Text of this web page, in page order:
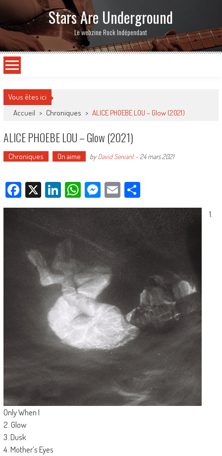
Stars Are Underground
Le webzine Rock Indépendant
Vous êtes ici
Accueil > Chroniques > ALICE PHOEBE LOU – Glow (2021)
ALICE PHOEBE LOU – Glow (2021)
Chroniques On aime byDavid Servant- 24 mars 2021
Facebook
X LinkedIn
WhatsApp
Messenger
EmailPartager
1.
Only When I
2. Glow
3. Dusk
4. Mother’s Eyes